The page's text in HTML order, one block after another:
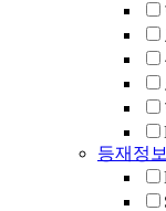
등재정보